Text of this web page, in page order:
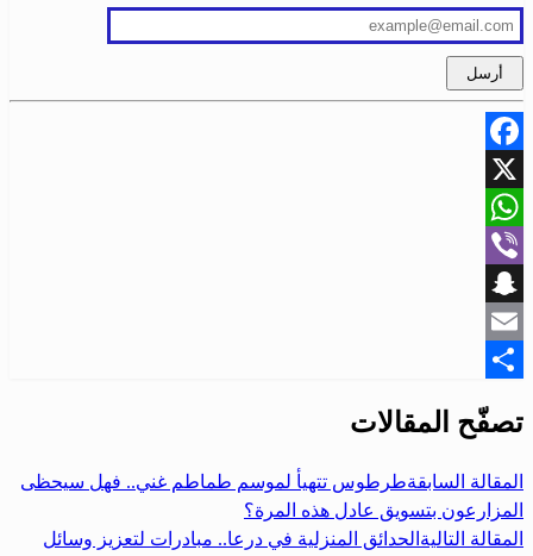
Facebook
X
WhatsApp
Viber
Snapchat
Email
تصفّح المقالات
المقالة السابقةطرطوس تتهيأ لموسم طماطم غني.. فهل سيحظى
المزارعون بتسويق عادل هذه المرة؟
المقالة التالية الحدائق المنزلية في درعا.. مبادرات لتعزيز وسائل